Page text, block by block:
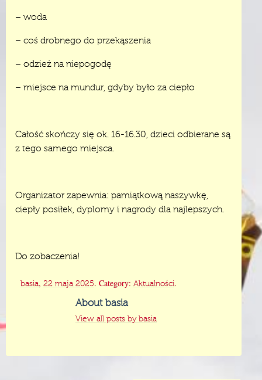
– woda
– coś drobnego do przekąszenia
– odzież na niepogodę
– miejsce na mundur, gdyby było za ciepło
Całość skończy się ok. 16-16.30, dzieci odbierane są
z tego samego miejsca.
Organizator zapewnia: pamiątkową naszywkę,
ciepły posiłek, dyplomy i nagrody dla najlepszych.
Do zobaczenia!
basia, 22 maja 2025. Category: Aktualności.
About basia
View all posts by basia